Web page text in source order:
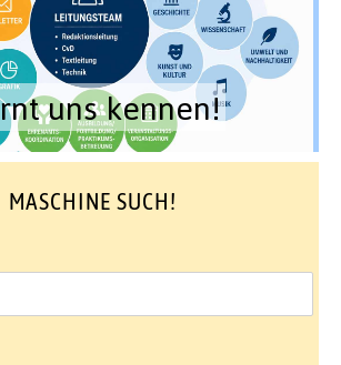
uns kennen!
MASCHINE SUCH!